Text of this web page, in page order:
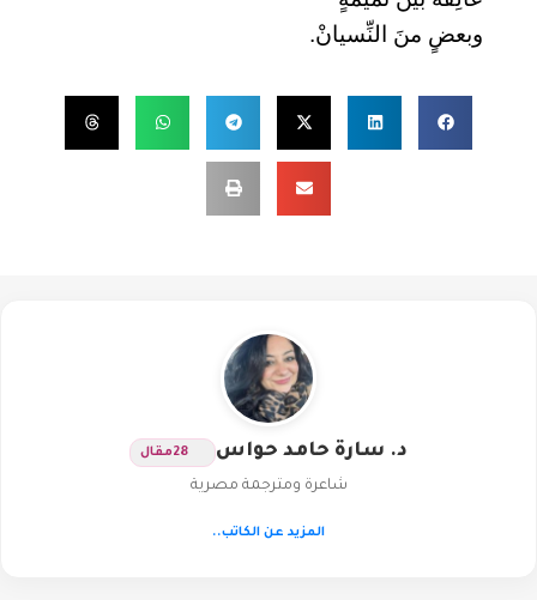
وبعضٍ منَ النِّسيانْ.
د. سارة حامد حواس 28مقال
شاعرة ومترجمة مصرية
المزيد عن الكاتب..